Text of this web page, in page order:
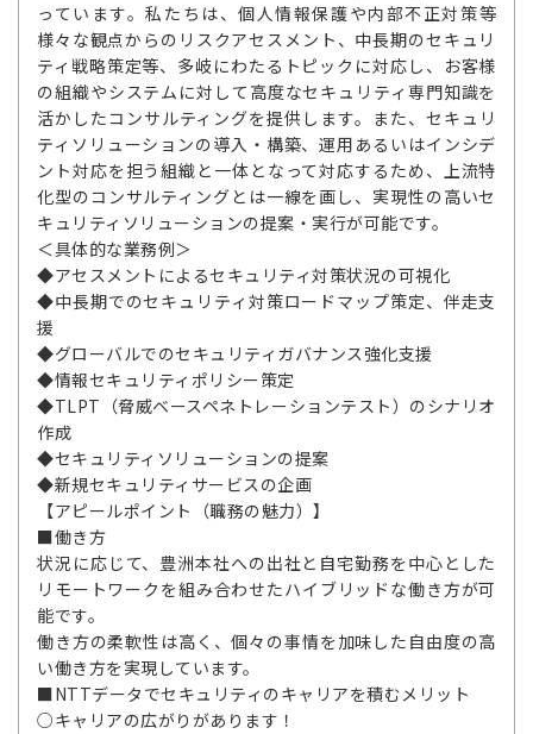
っています。私たちは、個人情報保護や内部不正対策等
様々な観点からのリスクアセスメント、中長期のセキュリ
ティ戦略策定等、多岐にわたるトピックに対応し、お客様
の組織やシステムに対して高度なセキュリティ専門知識を
活かしたコンサルティングを提供します。また、セキュリ
ティソリューションの導入・構築、運用あるいはインシデ
ント対応を担う組織と一体となって対応するため、上流特
化型のコンサルティングとは一線を画し、実現性の高いセ
キュリティソリューションの提案・実行が可能です。
＜具体的な業務例＞
◆アセスメントによるセキュリティ対策状況の可視化
◆中長期でのセキュリティ対策ロードマップ策定、伴走支
援
◆グローバルでのセキュリティガバナンス強化支援
◆情報セキュリティポリシー策定
◆TLPT（脅威ベースペネトレーションテスト）のシナリオ
作成
◆セキュリティソリューションの提案
◆新規セキュリティサービスの企画
【アピールポイント（職務の魅力）】
■働き方
状況に応じて、豊洲本社への出社と自宅勤務を中心とした
リモートワークを組み合わせたハイブリッドな働き方が可
能です。
働き方の柔軟性は高く、個々の事情を加味した自由度の高
い働き方を実現しています。
■NTTデータでセキュリティのキャリアを積むメリット
○キャリアの広がりがあります！